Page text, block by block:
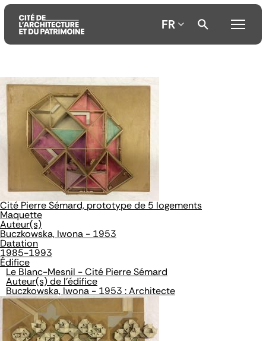
Aller
au
contenu
principal
Aller
au
menu
principal
Aller
recherche
FR
Cité Pierre Sémard, prototype de 5 logements
Maquette
Auteur(s)
Buczkowska, Iwona - 1953
Datation
1985-1993
Édifice
Le Blanc-Mesnil - Cité Pierre Sémard
Auteur(s) de l'édifice
Buczkowska, Iwona - 1953 : Architecte